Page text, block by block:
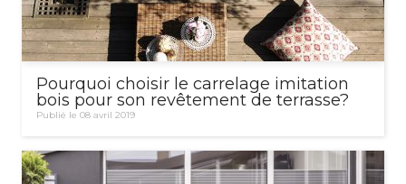
Pourquoi choisir le carrelage imitation
bois pour son revêtement de terrasse?
Publié le 08 avril 2019